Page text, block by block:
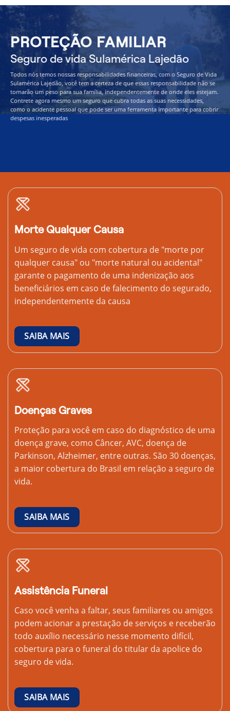
PROTEÇÃO FAMILIAR
Seguro de vida Sulamérica Lajedão
Todos nós temos nossas responsabilidades financeiras, com o Seguro de Vida
Sulamérica Lajedão, você tem a certeza de que essas responsabilidade não se
tornarão um peso para sua família, independentemente de onde eles estejam.
Contrete agora mesmo um seguro que cubra todas as suas necessidades,
como o acidente pessoal que pode ser uma ferramenta importante para cobrir
despesas inesperadas
Morte Qualquer Causa
Um seguro de vida com cobertura de "morte por
qualquer causa" ou "morte natural ou acidental"
garante o pagamento de uma indenização aos
beneficiários em caso de falecimento do segurado,
independentemente da causa
SAIBA MAIS
Doenças Graves
Proteção para você em caso do diagnóstico de uma
doença grave, como Câncer, AVC, doença de
Parkinson, Alzheimer, entre outras. São 30 doenças,
a maior cobertura do Brasil em relação a seguro de
vida.
SAIBA MAIS
Assistência Funeral
Caso você venha a faltar, seus familiares ou amigos
podem acionar a prestação de serviços e receberão
todo auxílio necessário nesse momento difícil,
cobertura para o funeral do titular da apolice do
seguro de vida.
SAIBA MAIS